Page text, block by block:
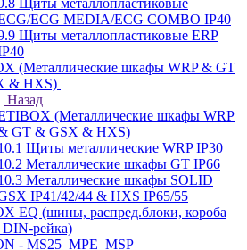
Щиты металлопластиковые
ECG MEDIA/ECG COMBO IP40
Щиты металлопластиковые ERP
(Металлические шкафы WRP & GT
& HXS)
Назад
(Металлические шкафы WRP
GT & GSX & HXS)
Щиты металлические WRP IP30
Металлические шкафы GT IP66
Металлические шкафы SOLID
IP41/42/44 & HXS IP65/55
EQ (шины, распред.блоки, короба
рейка)
- MS25_MPE_MSP